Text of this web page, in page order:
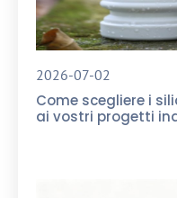
2026-07-02
Come scegliere i
ai vostri progetti